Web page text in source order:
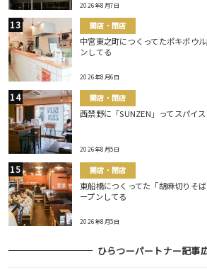
2026年8月7日
開店・閉店
中宮東之町につくってたポキボウ
ンしてる
2026年8月6日
開店・閉店
西禁野に「SUNZEN」ってスパイ
2026年8月5日
開店・閉店
東船橋につくってた「胡麻切りそ
ープンしてる
2026年8月5日
ひらつーパートナー記事